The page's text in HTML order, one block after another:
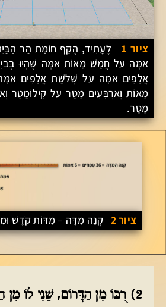
ציור 1
לֶעָתִיד, הֶקֵּף חוֹמַת הַר
אַמָּה עַל חֲמֵשׁ מֵאוֹת אַמָּה שֶׁהָיוּ
אֲלָפִים אַמָּה עַל שְׁלֹשֶׁת אֲלָפִים
מֵאוֹת וְאַרְבָּעִים מֶטֶר עַל קִילוֹמֶטֶר
מֶטֶר.
ציור 2 קְנֵה מִדָּה – מִדּוֹת קֹדֶשׁ
2) רֻבּוֹ מִן הַדָּרוֹם, שֵׁנִי לוֹ מִן